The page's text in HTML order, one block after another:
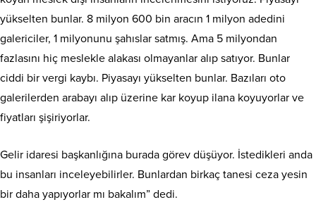
yükselten bunlar. 8 milyon 600 bin aracın 1 milyon adedini
galericiler, 1 milyonunu şahıslar satmış. Ama 5 milyondan
fazlasını hiç meslekle alakası olmayanlar alıp satıyor. Bunlar
ciddi bir vergi kaybı. Piyasayı yükselten bunlar. Bazıları oto
galerilerden arabayı alıp üzerine kar koyup ilana koyuyorlar ve
fiyatları şişiriyorlar.
Gelir idaresi başkanlığına burada görev düşüyor. İstedikleri anda
bu insanları inceleyebilirler. Bunlardan birkaç tanesi ceza yesin
bir daha yapıyorlar mı bakalım” dedi.